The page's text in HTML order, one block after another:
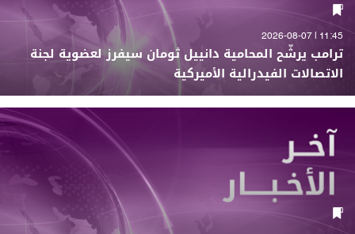
11:45 | 2026-08-07
ترامب يرشّح المحامية دانييل ثومان سيفرز لعضوية لجنة
الاتصالات الفيدرالية الأميركية